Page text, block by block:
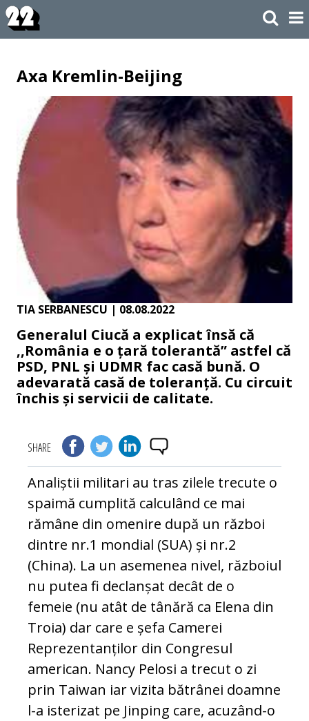
Axa Kremlin-Beijing
TIA SERBANESCU | 08.08.2022
Generalul Ciucă a explicat însă că
,,România e o țară tolerantă” astfel că
PSD, PNL și UDMR fac casă bună. O
adevarată casă de toleranță. Cu circuit
închis și servicii de calitate.
SHARE
Analiștii militari au tras zilele trecute o
spaimă cumplită calculând ce mai
rămâne din omenire după un război
dintre nr.1 mondial (SUA) și nr.2
(China). La un asemenea nivel, războiul
nu putea fi declanșat decât de o
femeie (nu atât de tânără ca Elena din
Troia) dar care e șefa Camerei
Reprezentanților din Congresul
american. Nancy Pelosi a trecut o zi
prin Taiwan iar vizita bătrânei doamne
l-a isterizat pe Jinping care, acuzând-o